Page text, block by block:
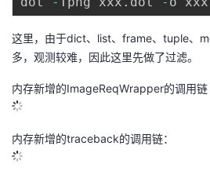
这里，由于dict、list、frame、tuple、
多，观测较难，因此这里先做了过滤。
内存新增的ImageReqWrapper的调用链
内存新增的traceback的调用链：